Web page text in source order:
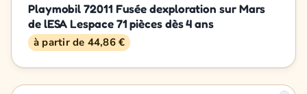
Playmobil 72011 Fusée dexploration sur Mars
de lESA Lespace 71 pièces dès 4 ans
à partir de 44,86 €